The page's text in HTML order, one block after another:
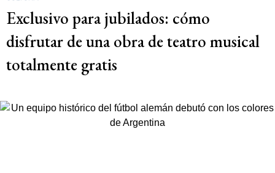
Exclusivo para jubilados: cómo
disfrutar de una obra de teatro musical
totalmente gratis